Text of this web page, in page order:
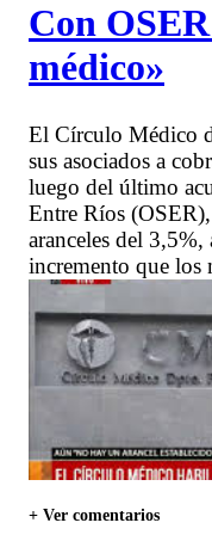
Con
médico»
El Círculo Médico
sus asociados a
luego del último
Entre Ríos
aranceles del 3,5%,
incremento que los
+ Ver comentarios